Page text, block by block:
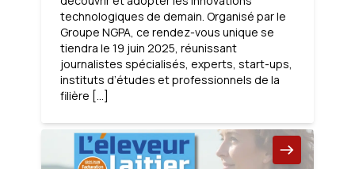
technologiques de demain. Organisé par le
Groupe NGPA, ce rendez-vous unique se
tiendra le 19 juin 2025, réunissant
journalistes spécialisés, experts, start-ups,
instituts d’études et professionnels de la
filière […]